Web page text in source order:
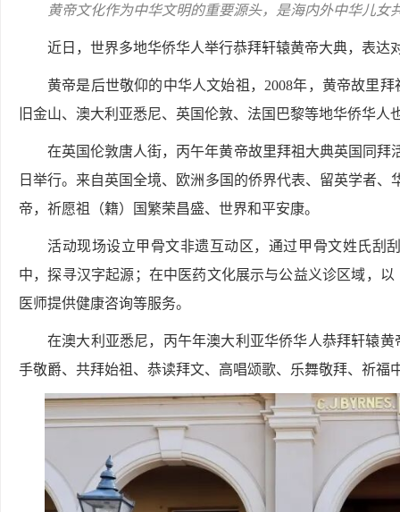
黄帝文化作为中华文明的重要源头，是海内外中华儿女
近日，世界多地华侨华人举行恭拜轩辕黄帝大典，表达
黄帝是后世敬仰的中华人文始祖，2008年，黄帝故里
旧金山、澳大利亚悉尼、英国伦敦、法国巴黎等地华侨华
在英国伦敦唐人街，丙午年黄帝故里拜祖大典英国同
日举行。来自英国全境、欧洲多国的侨界代表、留英学者
帝，祈愿祖（籍）国繁荣昌盛、世界和平安康。
活动现场设立甲骨文非遗互动区，通过甲骨文姓氏刮
中，探寻汉字起源；在中医药文化展示与公益义诊区域，
医师提供健康咨询等服务。
在澳大利亚悉尼，丙午年澳大利亚华侨华人恭拜轩辕
手敬爵、共拜始祖、恭读拜文、高唱颂歌、乐舞敬拜、祈福